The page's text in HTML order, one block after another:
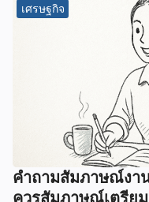
เศรษฐกิจ
คําถามสัมภาษณ์งา
ควรสัมภาษณ์เตรีย